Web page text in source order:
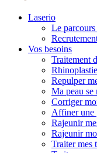
Laserio
Le
Vos besoins
Traitement
Repulper
Ma peau se
Corriger
Affiner une
Rajeunir
Rajeunir
Traiter mes